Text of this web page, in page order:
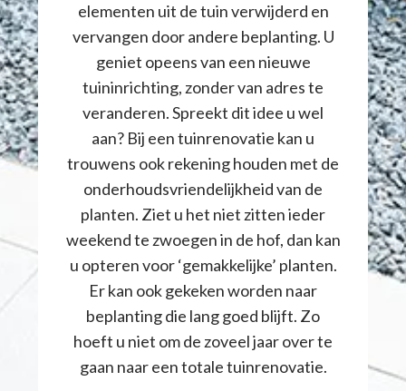
elementen uit de tuin verwijderd en
vervangen door andere beplanting. U
geniet opeens van een nieuwe
tuininrichting, zonder van adres te
veranderen. Spreekt dit idee u wel
aan? Bij een tuinrenovatie kan u
trouwens ook rekening houden met de
onderhoudsvriendelijkheid van de
planten. Ziet u het niet zitten ieder
weekend te zwoegen in de hof, dan kan
u opteren voor ‘gemakkelijke’ planten.
Er kan ook gekeken worden naar
beplanting die lang goed blijft. Zo
hoeft u niet om de zoveel jaar over te
gaan naar een totale tuinrenovatie.